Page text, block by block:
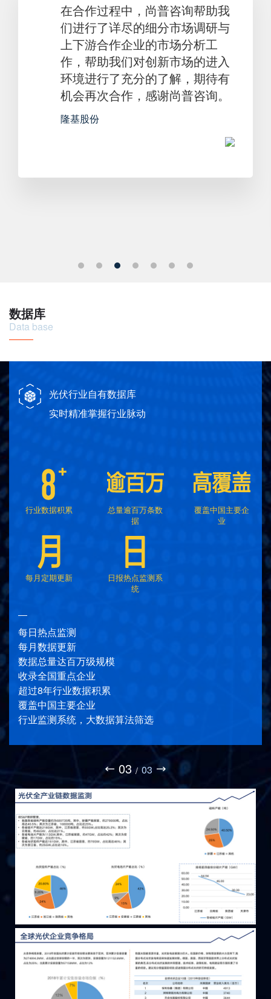
在合作过程中，尚普咨询帮助我
们进行了详尽的细分市场调研与
上下游合作企业的市场分析工
作，帮助我们对创新市场的进入
环境进行了充分的了解，期待有
机会再次合作，感谢尚普咨询。
隆基股份
数据库
Data base
光伏行业自有数据库
实时精准掌握行业脉动
行业数据积累
总量逾百万条数
据
覆盖中国主要企
业
每月定期更新
日报热点监测系
统
每日热点监测
每月数据更新
数据总量达百万级规模
收录全国重点企业
超过8年行业数据积累
覆盖中国主要企业
行业监测系统，大数据算法筛选
03 / 03